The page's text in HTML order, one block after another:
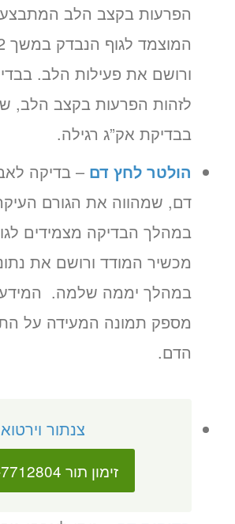
הפרעות בקצב הלב
ורושם את פעילות הלב.
לזהות הפרעות בקצב הלב,
בבדיקת אק”ג רגילה.
הולטר לחץ דם – בדיקה
דם, שמהווה את הגורם
במהלך הבדיקה מצמידים
מכשיר המודד ורושם את
במהלך יממה שלמה.
מספק תמונה המעידה על
הדם.
צנתור
זימון תור 03-7712804